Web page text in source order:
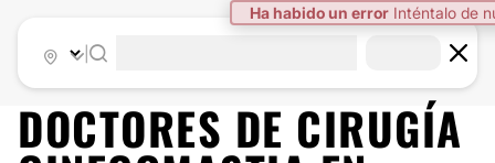
Ha habido un error Inténtalo de
DOCTORES DE CIRUGÍA